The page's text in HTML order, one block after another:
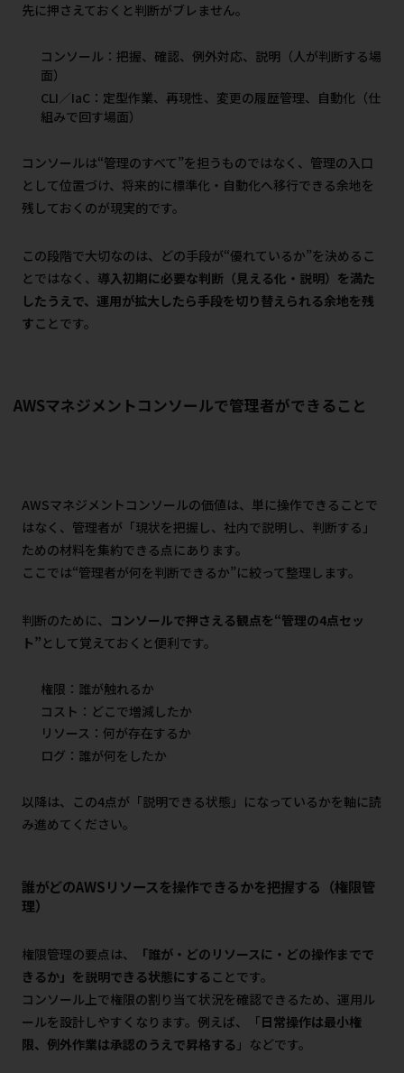
先に押さえておくと判断がブレません。
コンソール：把握、確認、例外対応、説明（人が判断する場
面）
CLI／IaC：定型作業、再現性、変更の履歴管理、自動化（仕
組みで回す場面）
コンソールは“管理のすべて”を担うものではなく、管理の入口
として位置づけ、将来的に標準化・自動化へ移行できる余地を
残しておくのが現実的です。
この段階で大切なのは、どの手段が“優れているか”を決めるこ
とではなく、 導入初期に必要な判断（見える化・説明）を満た
したうえで、運用が拡大したら手段を切り替えられる余地を残
す ことです。
AWSマネジメントコンソールで管理者ができること
AWSマネジメントコンソールの価値は、単に操作できることで
はなく、管理者が「現状を把握し、社内で説明し、判断する」
ための材料を集約できる点にあります。
ここでは“管理者が何を判断できるか”に絞って整理します。
判断のために、 コンソールで押さえる観点を“管理の4点セッ
ト” として覚えておくと便利です。
権限：誰が触れるか
コスト：どこで増減したか
リソース：何が存在するか
ログ：誰が何をしたか
以降は、この4点が「説明できる状態」になっているかを軸に読
み進めてください。
誰がどのAWSリソースを操作できるかを把握する（権限管
理）
権限管理の要点は、
「誰が・どのリソースに・どの操作までで
きるか」を説明できる状態にする ことです。
コンソール上で権限の割り当て状況を確認できるため、運用ル
ールを設計しやすくなります。例えば、「日常操作は最小権
限、例外作業は承認のうえで昇格する 」などです。